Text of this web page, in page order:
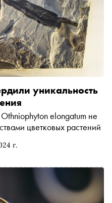
г.
уникальность
elongatum не
цветковых растений